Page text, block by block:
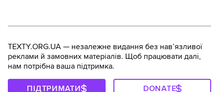
TEXTY.ORG.UA — незалежне видання без навʼязливої
реклами й замовних матеріалів. Щоб працювати далі,
нам потрібна ваша підтримка.
ПІДТРИМАТИ DONATE